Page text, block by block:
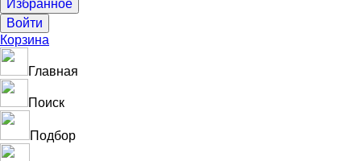
Корзина
Главная
Поиск
Подбор